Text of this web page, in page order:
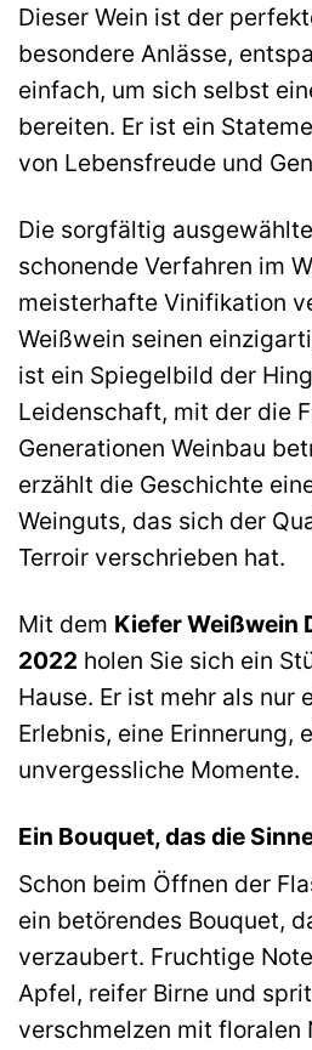
Dieser Wein ist der
besondere Anlässe,
einfach, um sich selbst
bereiten. Er ist ein
von Lebensfreude und
Die sorgfältig
schonende Verfahren im
meisterhafte Vinifikation
Weißwein seinen
ist ein Spiegelbild der
Leidenschaft, mit der die
Generationen Weinbau
erzählt die Geschichte
Weinguts, das sich der
Terroir verschrieben hat.
Mit dem Kiefer Weißwein
2022 holen Sie sich ein
Hause. Er ist mehr als nur
Erlebnis, eine Erinnerung,
unvergessliche Momente.
Ein Bouquet, das die
Schon beim Öffnen der
ein betörendes Bouquet,
verzaubert. Fruchtige
Apfel, reifer Birne und
verschmelzen mit floralen